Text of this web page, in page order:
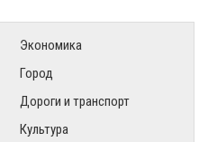
Экономика
Город
Дороги и транспорт
Культура